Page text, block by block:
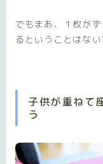
でもまあ、１枚が
るということはない
子供が重ねて
う